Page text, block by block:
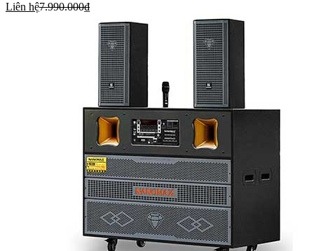
Liên hệ7.990.000₫